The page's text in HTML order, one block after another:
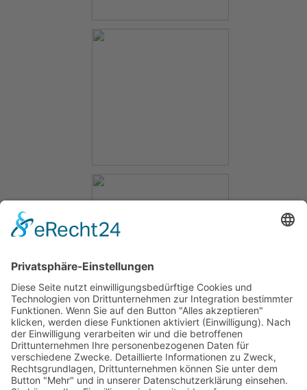
Und am 17. und 24.04.2020 um 11:00 Uhr sind alle Bewohner
und Mitarbeiter der Sozialstation erneut aufgerufen sich an
dieser Aktion zu beteiligen.